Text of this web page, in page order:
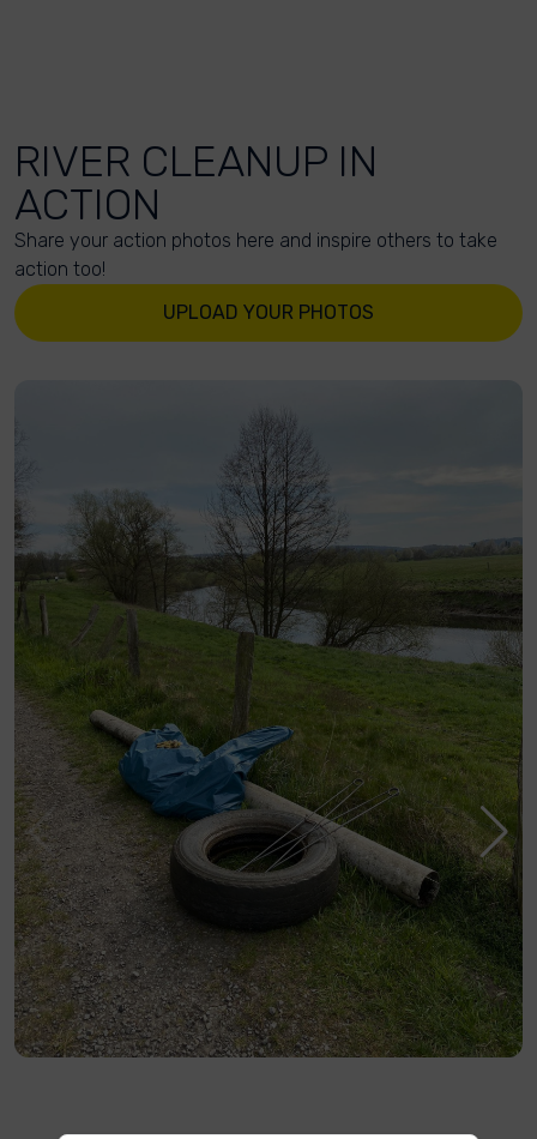
RIVER CLEANUP IN
ACTION
Share your action photos here and inspire others to take
action too!
UPLOAD YOUR PHOTOS